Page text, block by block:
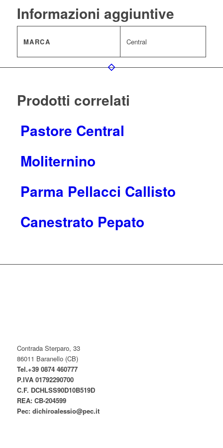
Informazioni aggiuntive
MARCA Central
Prodotti correlati
Pastore Central
Moliternino
Parma Pellacci Callisto
Canestrato Pepato
Contrada Sterparo, 33
86011 Baranello (CB)
Tel.+39 0874 460777
P.IVA 01792290700
C.F. DCHLSS90D10B519D
REA: CB-204599
Pec: dichiroalessio@pec.it